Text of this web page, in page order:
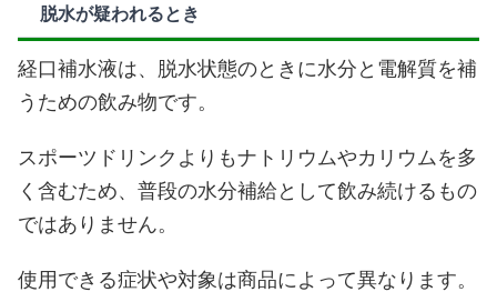
脱水が疑われるとき
経口補水液は、脱水状態のときに水分と電解質を補
うための飲み物です。
スポーツドリンクよりもナトリウムやカリウムを多
く含むため、普段の水分補給として飲み続けるもの
ではありません。
使用できる症状や対象は商品によって異なります。